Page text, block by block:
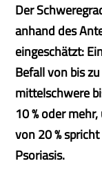
Der
anhand des
eingeschätzt:
Befall von bis
mittelschwere
10 % oder
von 20 %
Psoriasis.